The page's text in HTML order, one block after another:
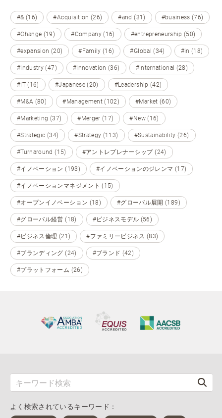
#& (16) #Acquisition (26) #and (31) #business (76)
#Change (19) #Company (16) #entrepreneurship (50)
#expansion (20) #Family (16) #Global (34) #in (18)
#industry (47) #innovation (36) #international (28)
#IT (16) #Japanese (20) #Leadership (42)
#M&A (80) #Management (102) #Market (60)
#Marketing (37) #Merger (17) #New (16)
#Strategic (34) #Strategy (113) #Sustainability (26)
#Turnaround (15) #アントレプレナーシップ (24)
#イノベーション (193) #イノベーションのジレンマ (17)
#イノベーションマネジメント (15)
#オープンイノベーション (18) #グローバル展開 (189)
#グローバル経営 (18) #ビジネスモデル (56)
#ビジネス倫理 (21) #ファミリービジネス (83)
#ブランディング (24) #ブランド (42)
#プラットフォーム (26)
よく検索されているキーワード：